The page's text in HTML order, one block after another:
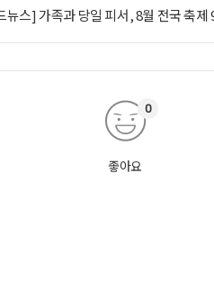
뉴스] 가족과 당일 피서, 8월 전국 축제
좋아요
0